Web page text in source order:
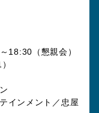
（懇親会）
ン
インメント／忠屋